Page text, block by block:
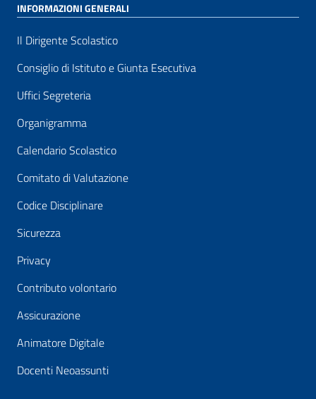
INFORMAZIONI GENERALI
Il Dirigente Scolastico
Consiglio di Istituto e Giunta Esecutiva
Uffici Segreteria
Organigramma
Calendario Scolastico
Comitato di Valutazione
Codice Disciplinare
Sicurezza
Privacy
Contributo volontario
Assicurazione
Animatore Digitale
Docenti Neoassunti